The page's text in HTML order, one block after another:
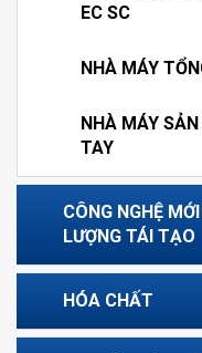
EC SC
NHÀ MÁY
NHÀ MÁY
TAY
CÔNG NGHỆ
LƯỢNG TÁI TẠO
HÓA CHẤT